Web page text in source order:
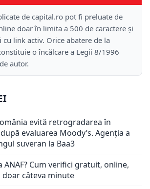
de capital.ro pot fi preluate de
doar în limita a 500 de caractere și
cu link activ. Orice abatere de la
o încălcare a Legii 8/1996
autor.
evită retrogradarea în
evaluarea Moody’s. Agenția a
suveran la Baa3
ANAF? Cum verifici gratuit, online,
câteva minute